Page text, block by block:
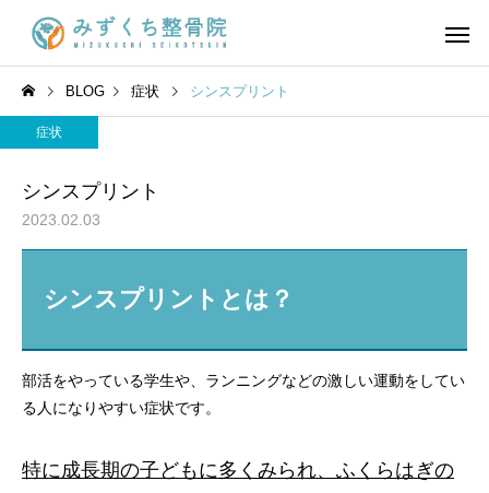
BLOG 症状 シンスプリント
症状
シンスプリント
2023.02.03
シンスプリントとは？
部活をやっている学生や、ランニングなどの激しい運動をしてい
る人になりやすい症状です。
特に成長期の子どもに多くみられ、ふくらはぎの